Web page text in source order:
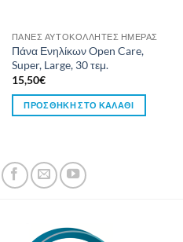
ΠΆΝΕΣ ΑΥΤΟΚΌΛΛΗΤΕΣ ΗΜΈΡΑΣ
Πάνα Ενηλίκων Open Care,
Super, Large, 30 τεμ.
15,50€
ΠΡΟΣΘΉΚΗ ΣΤΟ ΚΑΛΆΘΙ